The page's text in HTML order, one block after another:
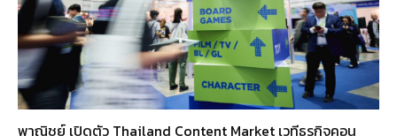
พาณิชย์ เปิดตัว Thailand Content Market เวทีธุรกิจคอน